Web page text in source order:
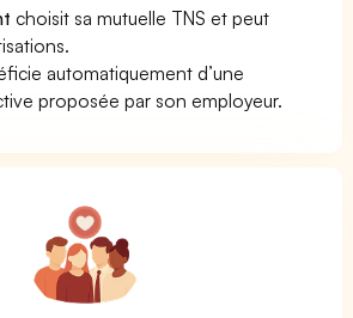
choisit sa mutuelle TNS et peut
automatiquement d’une
proposée par son employeur.